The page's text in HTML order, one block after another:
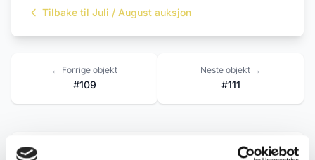
Tilbake til Juli / August auksjon
← Forrige objekt
#109
Neste objekt →
#111